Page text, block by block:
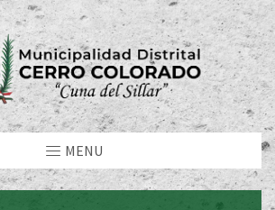
MENU